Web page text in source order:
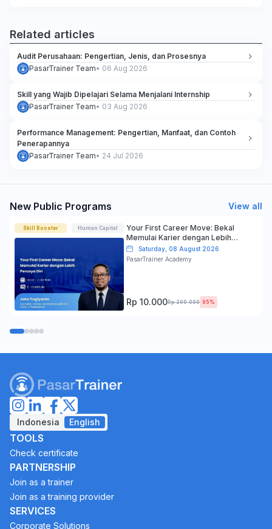
Related articles
Audit Perusahaan: Pengertian, Jenis, dan Prosesnya
PasarTrainer Team• 06 Aug 2026
Skill yang Wajib Dipelajari Selama Menjalani Internship
PasarTrainer Team• 03 Aug 2026
Performance Management: Pengertian, Manfaat, dan Contoh
Penerapannya
PasarTrainer Team• 24 Jul 2026
New Public Programs View all
Skill Booster Human Capital
Your First Career Move: Bekal
Memulai Karier dengan Lebih
Percaya Diri
Saturday, 08 August 2026
PasarTrainer Academy
Rp 10.000Rp 200.000 95%
Indonesia English
TOOLS
Check certificate
PARTNERSHIP
Join as a trainer
Join as a training provider
SERVICES
Corporate Solutions